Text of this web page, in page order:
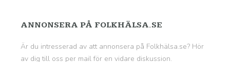
ANNONSERA PÅ FOLKHÄLSA.SE
Är du intresserad av att annonsera på Folkhälsa.se? Hör
av dig till oss per mail för en vidare diskussion.